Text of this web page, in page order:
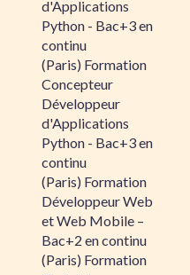
d'Applications
Python - Bac+3 en
continu
(Paris) Formation
Concepteur
Développeur
d'Applications
Python - Bac+3 en
continu
(Paris) Formation
Développeur Web
et Web Mobile –
Bac+2 en continu
(Paris) Formation